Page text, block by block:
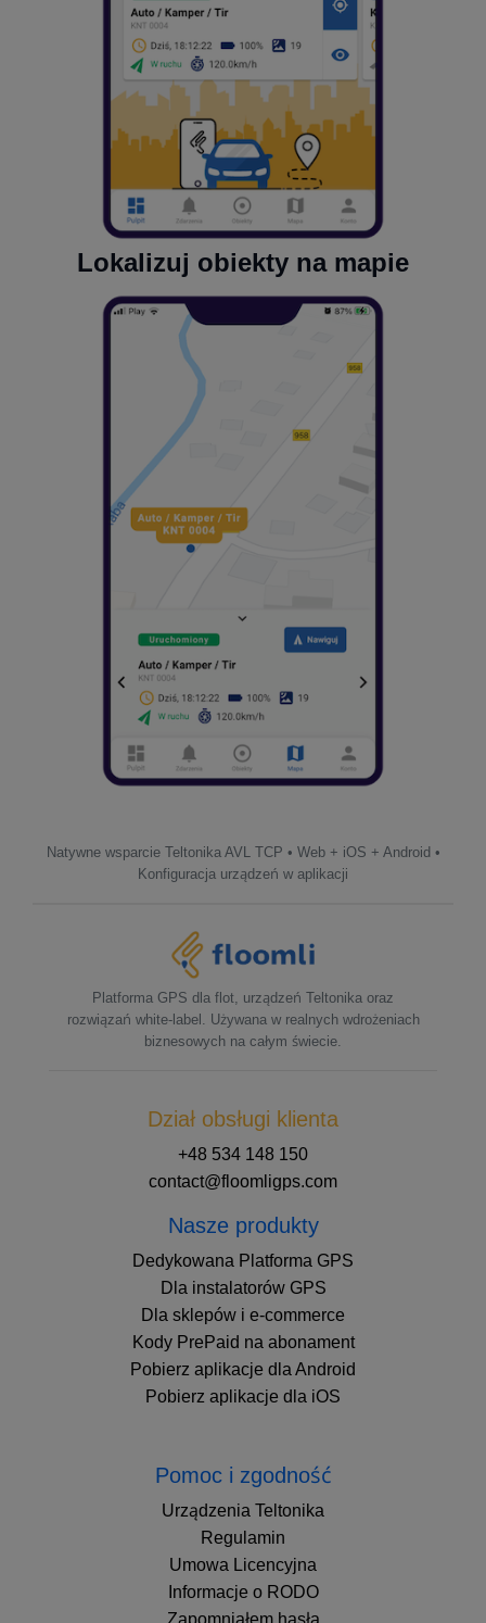
Lokalizuj obiekty na mapie
Natywne wsparcie Teltonika AVL TCP • Web + iOS + Android •
Konfiguracja urządzeń w aplikacji
Platforma GPS dla flot, urządzeń Teltonika oraz
rozwiązań white-label. Używana w realnych wdrożeniach
biznesowych na całym świecie.
Dział obsługi klienta
+48 534 148 150
contact@floomligps.com
Nasze produkty
Dedykowana Platforma GPS
Dla instalatorów GPS
Dla sklepów i e-commerce
Kody PrePaid na abonament
Pobierz aplikacje dla Android
Pobierz aplikacje dla iOS
Pomoc i zgodność
Urządzenia Teltonika
Regulamin
Umowa Licencyjna
Informacje o RODO
Zapomniałem hasła